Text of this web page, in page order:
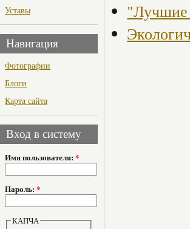
Уставы
Навигация
Фотографии
Блоги
Карта сайта
Вход в систему
Имя пользователя: *
Пароль: *
КАПЧА